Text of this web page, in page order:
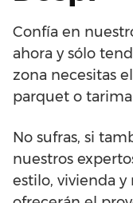
Confía en
ahora y sólo
zona necesitas
parquet o
No sufras, si
nuestros
estilo, vivienda